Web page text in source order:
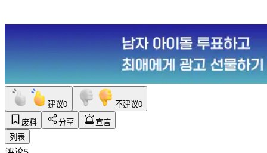
建议0 不建议0
废料
分享
宣言
列表